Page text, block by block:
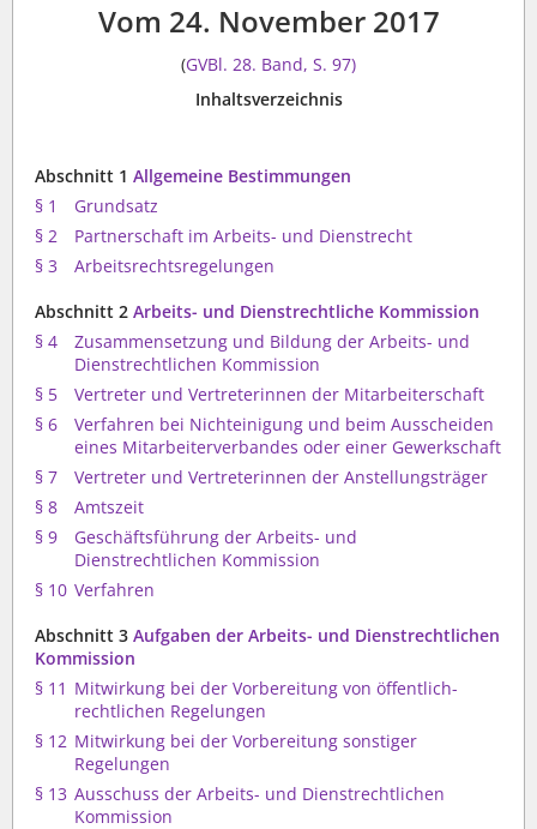
Vom 24. November 2017
(GVBl. 28. Band, S. 97)
Inhaltsverzeichnis
Abschnitt 1 Allgemeine Bestimmungen
§ 1
Grundsatz
§ 2
Partnerschaft im Arbeits- und Dienstrecht
§ 3
Arbeitsrechtsregelungen
Abschnitt 2 Arbeits- und Dienstrechtliche Kommission
§ 4
Zusammensetzung und Bildung der Arbeits- und
Dienstrechtlichen Kommission
§ 5
Vertreter und Vertreterinnen der Mitarbeiterschaft
§ 6
Verfahren bei Nichteinigung und beim Ausscheiden
eines Mitarbeiterverbandes oder einer Gewerkschaft
§ 7
Vertreter und Vertreterinnen der Anstellungsträger
§ 8
Amtszeit
§ 9
Geschäftsführung der Arbeits- und
Dienstrechtlichen Kommission
§ 10 Verfahren
Abschnitt 3 Aufgaben der Arbeits- und Dienstrechtlichen
Kommission
§ 11 Mitwirkung bei der Vorbereitung von öffentlich-
rechtlichen Regelungen
§ 12 Mitwirkung bei der Vorbereitung sonstiger
Regelungen
§ 13 Ausschuss der Arbeits- und Dienstrechtlichen
Kommission